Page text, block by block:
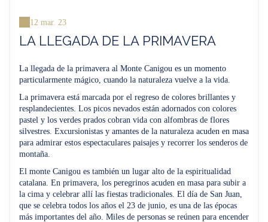
12 mar. 23
LA LLEGADA DE LA PRIMAVERA
La llegada de la primavera al Monte Canigou es un momento
particularmente mágico, cuando la naturaleza vuelve a la vida.
La primavera está marcada por el regreso de colores brillantes y
resplandecientes. Los picos nevados están adornados con colores
pastel y los verdes prados cobran vida con alfombras de flores
silvestres. Excursionistas y amantes de la naturaleza acuden en masa
para admirar estos espectaculares paisajes y recorrer los senderos de
montaña.
El monte Canigou es también un lugar alto de la espiritualidad
catalana. En primavera, los peregrinos acuden en masa para subir a
la cima y celebrar allí las fiestas tradicionales. El día de San Juan,
que se celebra todos los años el 23 de junio, es una de las épocas
más importantes del año. Miles de personas se reúnen para encender